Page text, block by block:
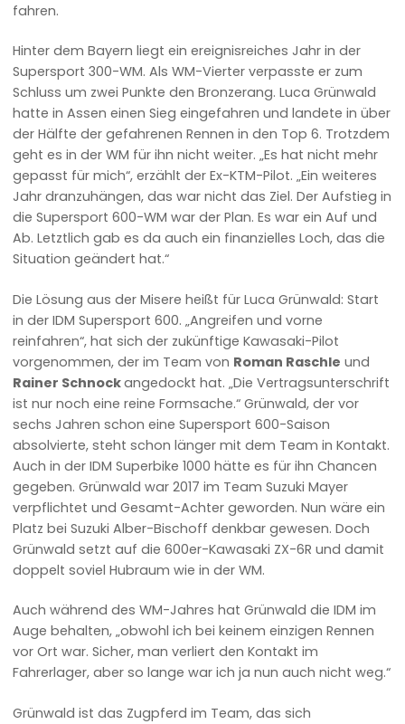
fahren.
Hinter dem Bayern liegt ein ereignisreiches Jahr in der
Supersport 300-WM. Als WM-Vierter verpasste er zum
Schluss um zwei Punkte den Bronzerang. Luca Grünwald
hatte in Assen einen Sieg eingefahren und landete in über
der Hälfte der gefahrenen Rennen in den Top 6. Trotzdem
geht es in der WM für ihn nicht weiter. „Es hat nicht mehr
gepasst für mich“, erzählt der Ex-KTM-Pilot. „Ein weiteres
Jahr dranzuhängen, das war nicht das Ziel. Der Aufstieg in
die Supersport 600-WM war der Plan. Es war ein Auf und
Ab. Letztlich gab es da auch ein finanzielles Loch, das die
Situation geändert hat.“
Die Lösung aus der Misere heißt für Luca Grünwald: Start
in der IDM Supersport 600. „Angreifen und vorne
reinfahren“, hat sich der zukünftige Kawasaki-Pilot
vorgenommen, der im Team von Roman Raschle und
Rainer Schnockangedockt hat. „Die Vertragsunterschrift
ist nur noch eine reine Formsache.“ Grünwald, der vor
sechs Jahren schon eine Supersport 600-Saison
absolvierte, steht schon länger mit dem Team in Kontakt.
Auch in der IDM Superbike 1000 hätte es für ihn Chancen
gegeben. Grünwald war 2017 im Team Suzuki Mayer
verpflichtet und Gesamt-Achter geworden. Nun wäre ein
Platz bei Suzuki Alber-Bischoff denkbar gewesen. Doch
Grünwald setzt auf die 600er-Kawasaki ZX-6R und damit
doppelt soviel Hubraum wie in der WM.
Auch während des WM-Jahres hat Grünwald die IDM im
Auge behalten, „obwohl ich bei keinem einzigen Rennen
vor Ort war. Sicher, man verliert den Kontakt im
Fahrerlager, aber so lange war ich ja nun auch nicht weg.“
Grünwald ist das Zugpferd im Team, das sich